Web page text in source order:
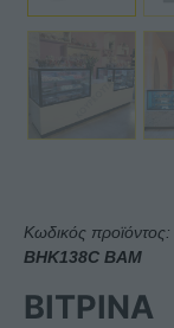
Κωδικός προϊόντος:
BHK138C BAM
ΒΙΤΡΙΝΑ